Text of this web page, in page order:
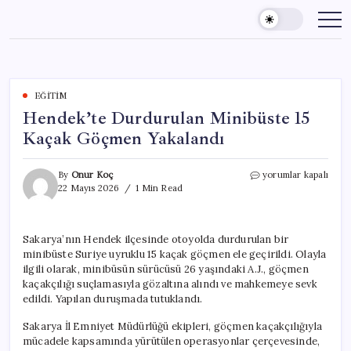
content
EĞITIM
Hendek’te Durdurulan Minibüste 15
Kaçak Göçmen Yakalandı
By Onur Koç
22 Mayıs 2026
1 Min Read
Hendek’te
Göçmen
Yakalandı
için
yorumlar kapalı
Sakarya’nın Hendek ilçesinde otoyolda durdurulan bir
minibüste Suriye uyruklu 15 kaçak göçmen ele geçirildi. Olayla
ilgili olarak, minibüsün sürücüsü 26 yaşındaki A.J., göçmen
kaçakçılığı suçlamasıyla gözaltına alındı ve mahkemeye sevk
edildi. Yapılan duruşmada tutuklandı.
Sakarya İl Emniyet Müdürlüğü ekipleri, göçmen kaçakçılığıyla
mücadele kapsamında yürütülen operasyonlar çerçevesinde,